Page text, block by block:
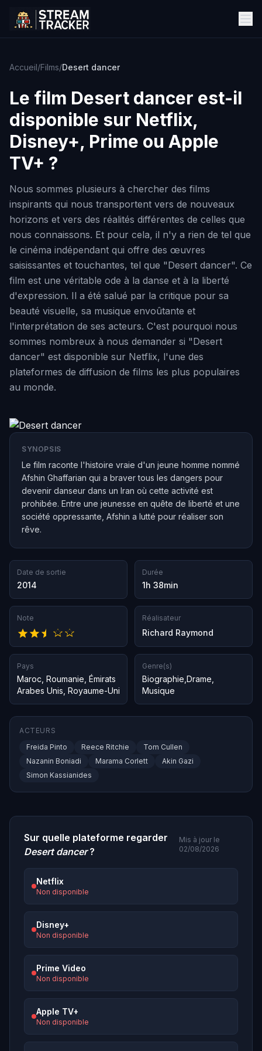
Accueil/Films/Desert dancer
Le film Desert dancer est-il
disponible sur Netflix,
Disney+, Prime ou Apple
TV+ ?
Nous sommes plusieurs à chercher des films
inspirants qui nous transportent vers de nouveaux
horizons et vers des réalités différentes de celles que
nous connaissons. Et pour cela, il n'y a rien de tel que
le cinéma indépendant qui offre des œuvres
saisissantes et touchantes, tel que "Desert dancer". Ce
film est une véritable ode à la danse et à la liberté
d'expression. Il a été salué par la critique pour sa
beauté visuelle, sa musique envoûtante et
l'interprétation de ses acteurs. C'est pourquoi nous
sommes nombreux à nous demander si "Desert
dancer" est disponible sur Netflix, l'une des
plateformes de diffusion de films les plus populaires
au monde.
SYNOPSIS
Le film raconte l'histoire vraie d'un jeune homme nommé
Afshin Ghaffarian qui a braver tous les dangers pour
devenir danseur dans un Iran où cette activité est
prohibée. Entre une jeunesse en quête de liberté et une
société oppressante, Afshin a lutté pour réaliser son
rêve.
Date de sortie
2014
Durée
1h 38min
Note Réalisateur
Richard Raymond
Pays
Maroc Roumanie Émirats
Arabes Unis Royaume-Uni
Genre(s)
Biographie Drame
Musique
ACTEURS
Freida Pinto
Reece Ritchie
Tom Cullen
Nazanin Boniadi
Marama Corlett
Akin Gazi
Simon Kassianides
Sur quelle plateforme regarder
Desert dancer?
Mis à jour le
02/08/2026
Netflix
Non disponible
Disney+
Non disponible
Prime Video
Non disponible
Apple TV+
Non disponible